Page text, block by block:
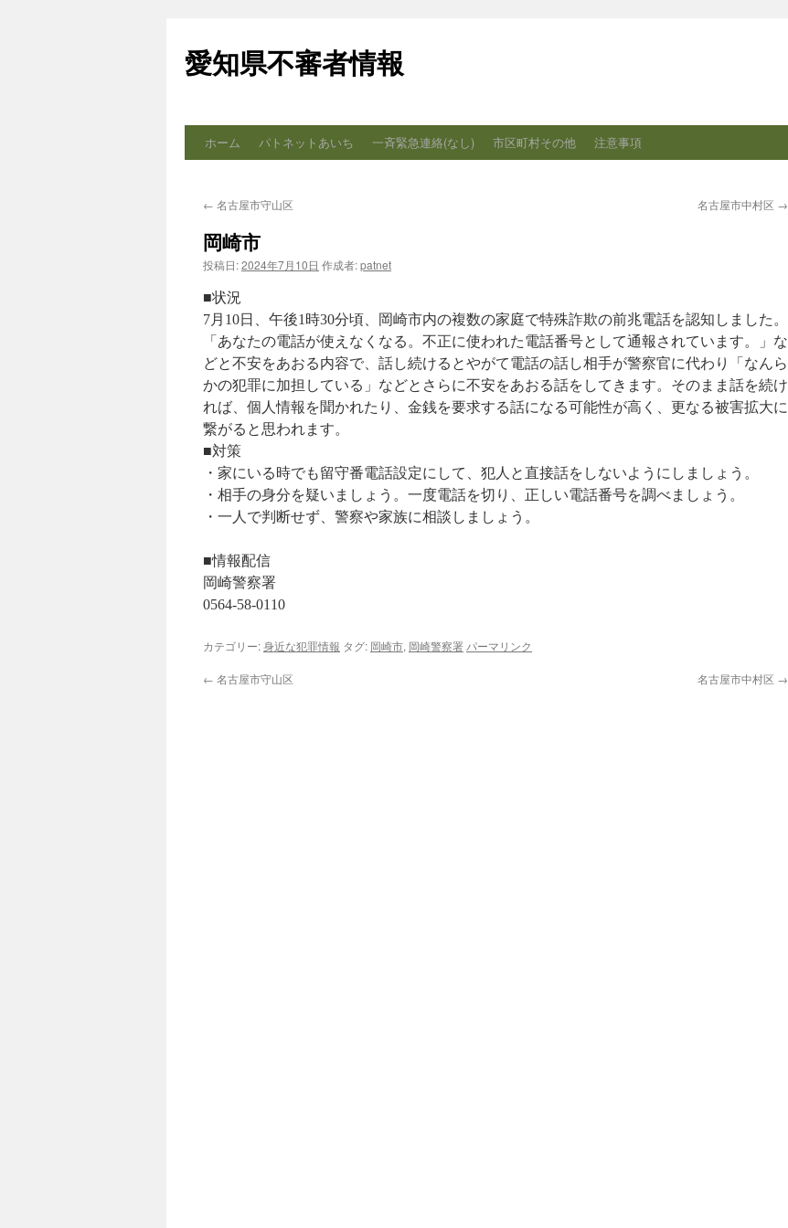
テ
ン
ス
ッ
愛知県不審者情報
ホーム パトネットあいち 一斉緊急連絡(なし) 市区町村その他 注意事項
← 名古屋市守山区 名古屋市中村区 →
岡崎市
投稿日:2024年7月10日 作成者:patnet
■状況
7月10日、午後1時30分頃、岡崎市内の複数の家庭で特殊詐欺の前兆電話を認知しました。
「あなたの電話が使えなくなる。不正に使われた電話番号として通報されています。」な
どと不安をあおる内容で、話し続けるとやがて電話の話し相手が警察官に代わり「なんら
かの犯罪に加担している」などとさらに不安をあおる話をしてきます。そのまま話を続け
れば、個人情報を聞かれたり、金銭を要求する話になる可能性が高く、更なる被害拡大に
繋がると思われます。
■対策
・家にいる時でも留守番電話設定にして、犯人と直接話をしないようにしましょう。
・相手の身分を疑いましょう。一度電話を切り、正しい電話番号を調べましょう。
・一人で判断せず、警察や家族に相談しましょう。
■情報配信
岡崎警察署
0564-58-0110
カテゴリー:身近な犯罪情報 タグ: 岡崎市, 岡崎警察署 パーマリンク
← 名古屋市守山区 名古屋市中村区 →